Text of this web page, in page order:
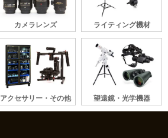
カメラレンズ ライティング機材
アクセサリー・その他 望遠鏡・光学機器